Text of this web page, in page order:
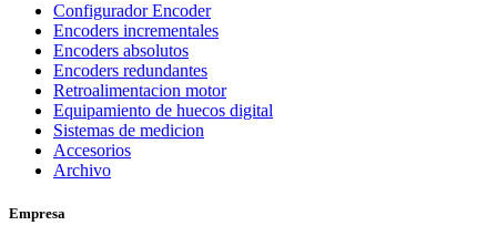
Configurador Encoder
Encoders incrementales
Encoders absolutos
Encoders redundantes
Retroalimentacion motor
Equipamiento de huecos digital
Sistemas de medicion
Accesorios
Archivo
Empresa